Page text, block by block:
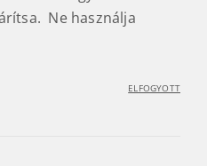
Ne használja
ELFOGYOTT